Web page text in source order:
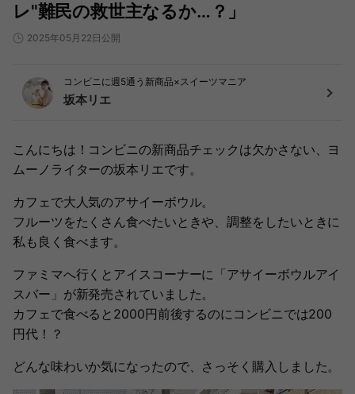
レ"難民の救世主なるか…？」
2025年05月22日公開
コンビニに週5通う新商品×スイーツマニア
坂本リエ
こんにちは！コンビニの新商品チェックは欠かさない、ヨ
ムーノライターの坂本リエです。
カフェで大人気のアサイーボウル。
フルーツをたくさん食べたいときや、調整をしたいときに
私も良く食べます。
ファミマへ行くとアイスコーナーに「アサイーボウルアイ
スバー」が新発売されていました。
カフェで食べると2000円前後するのにコンビニでは200
円代！？
どんな味わいか気になったので、さっそく購入しました。